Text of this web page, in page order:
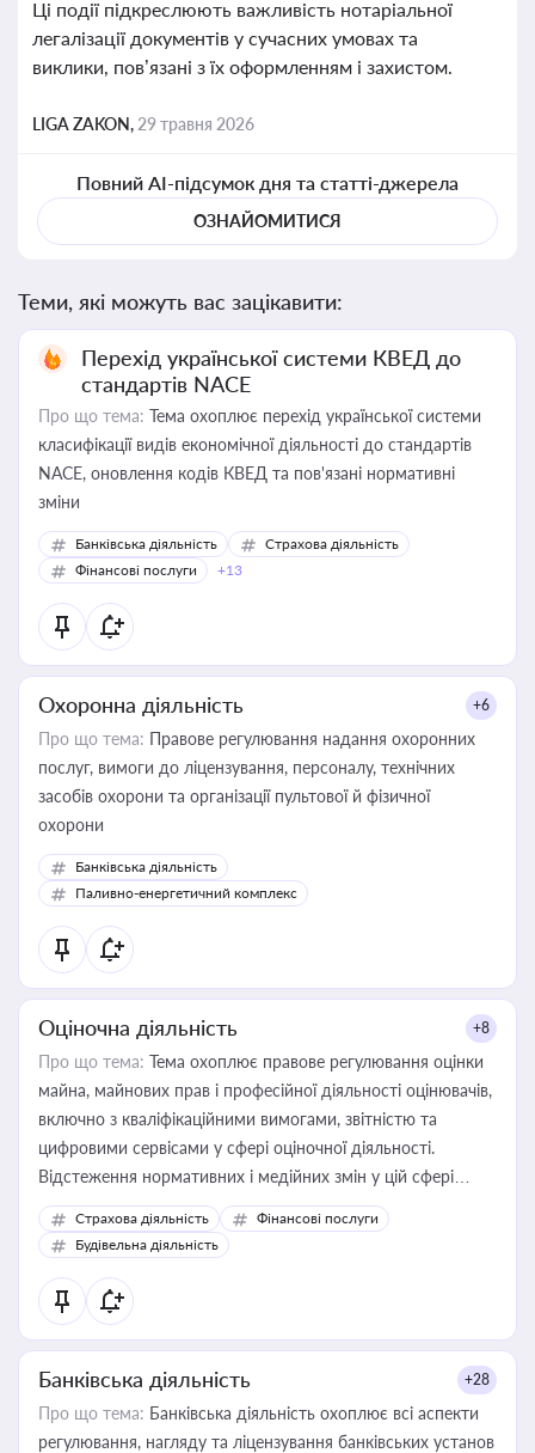
Ці події підкреслюють важливість нотаріальної
легалізації документів у сучасних умовах та
виклики, пов’язані з їх оформленням і захистом.
LIGA ZAKON, 29 травня 2026
Повний AI-підсумок дня та статті-джерела
ОЗНАЙОМИТИСЯ
Теми, які можуть вас зацікавити:
Перехід української системи КВЕД до
стандартів NACE
Про що тема: Тема охоплює перехід української системи
класифікації видів економічної діяльності до стандартів
NACE, оновлення кодів КВЕД та пов'язані нормативні
зміни
Банківська діяльність
Страхова діяльність
Фінансові послуги
+13
Охоронна діяльність +6
Про що тема: Правове регулювання надання охоронних
послуг, вимоги до ліцензування, персоналу, технічних
засобів охорони та організації пультової й фізичної
охорони
Банківська діяльність
Паливно-енергетичний комплекс
Оціночна діяльність +8
Про що тема: Тема охоплює правове регулювання оцінки
майна, майнових прав і професійної діяльності оцінювачів,
включно з кваліфікаційними вимогами, звітністю та
цифровими сервісами у сфері оціночної діяльності.
Відстеження нормативних і медійних змін у цій сфері
корисне для власника бізнесу, керівника, юриста або
бухгалтера під час оподаткування, приватизації, оренди
державного майна, корпоративних угод і перевірки
статусу суб'єктів оціночної діяльності
Страхова діяльність
Фінансові послуги
Будівельна діяльність
Банківська діяльність +28
Про що тема: Банківська діяльність охоплює всі аспекти
регулювання, нагляду та ліцензування банківських установ